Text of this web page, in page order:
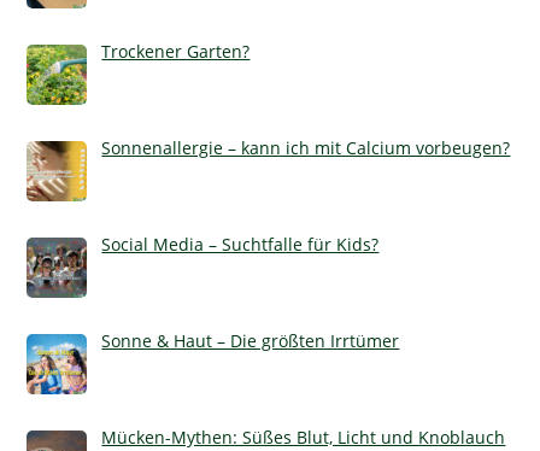
Trockener Garten?
Sonnenallergie – kann ich mit Calcium vorbeugen?
Social Media – Suchtfalle für Kids?
Sonne & Haut – Die größten Irrtümer
Mücken-Mythen: Süßes Blut, Licht und Knoblauch